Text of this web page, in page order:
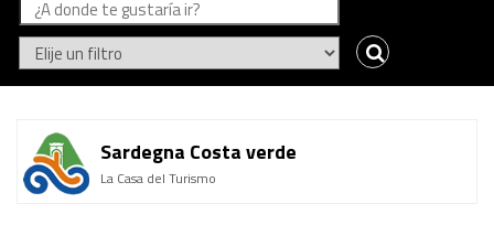
Sardegna Costa verde
La Casa del Turismo